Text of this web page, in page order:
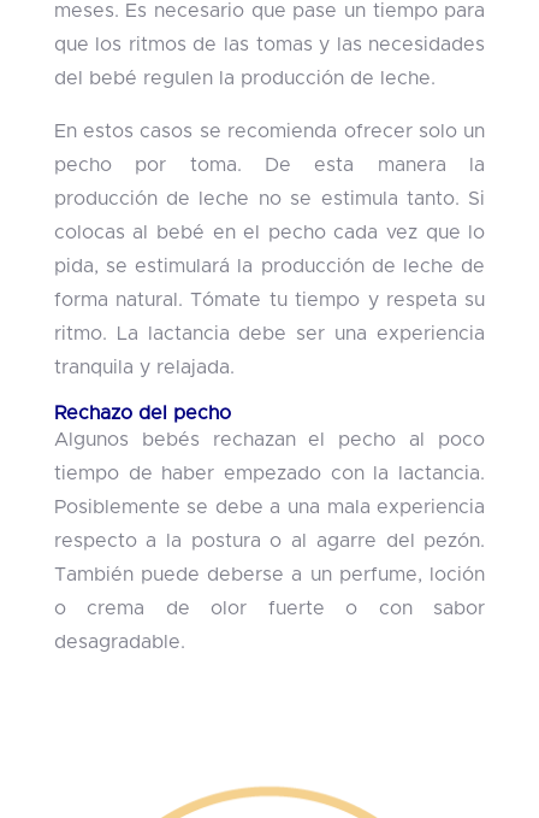
meses. Es necesario que pase un tiempo para
que los ritmos de las tomas y las necesidades
del bebé regulen la producción de leche.
En estos casos se recomienda ofrecer solo un
pecho por toma. De esta manera la
producción de leche no se estimula tanto. Si
colocas al bebé en el pecho cada vez que lo
pida, se estimulará la producción de leche de
forma natural. Tómate tu tiempo y respeta su
ritmo. La lactancia debe ser una experiencia
tranquila y relajada.
Rechazo del pecho
Algunos bebés rechazan el pecho al poco
tiempo de haber empezado con la lactancia.
Posiblemente se debe a una mala experiencia
respecto a la postura o al agarre del pezón.
También puede deberse a un perfume, loción
o crema de olor fuerte o con sabor
desagradable.